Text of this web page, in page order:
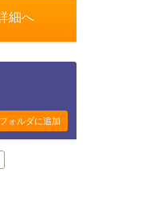
細へ
ォルダに追加